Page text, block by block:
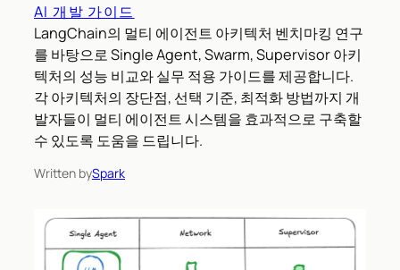
AI 개발 가이드
LangChain의 멀티 에이전트 아키텍처 벤치마킹 연구
를 바탕으로 Single Agent, Swarm, Supervisor 아키
텍처의 성능 비교와 실무 적용 가이드를 제공합니다.
각 아키텍처의 장단점, 선택 기준, 최적화 방법까지 개
발자들이 멀티 에이전트 시스템을 효과적으로 구축할
수 있도록 도움을 드립니다.
Written bySpark